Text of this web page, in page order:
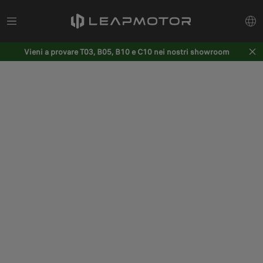
Vieni a provare T03, B05, B10 e C10 nei nostri showroom